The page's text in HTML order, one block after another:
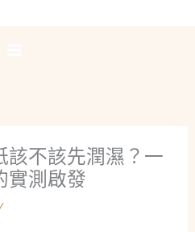
該不該先潤濕？一
實測啟發